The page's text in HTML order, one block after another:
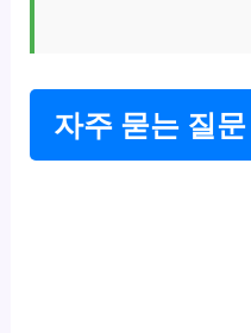
자주 묻는 질문